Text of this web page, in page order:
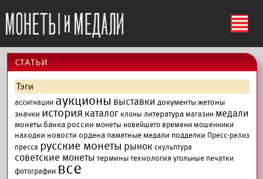
ś
cтатьи
Тэги
ассигнации аукционы выставки документыжетоны
значки история каталог клоны литературамагазин медали
монеты банка россии монеты новейшего временимошенники
находки новости ордена памятные медали подделки Пресс-релиз
пресса русские монеты рынок скульптура
советские монеты терминытехнология угольные печатки
фотографии все